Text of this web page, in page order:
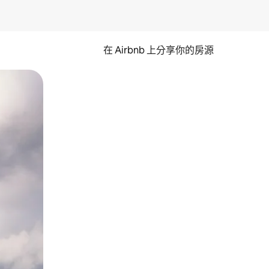
在 Airbnb 上分享你的房源